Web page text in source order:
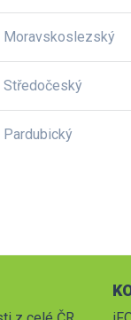
Moravskoslezský
Středočeský
Pardubický